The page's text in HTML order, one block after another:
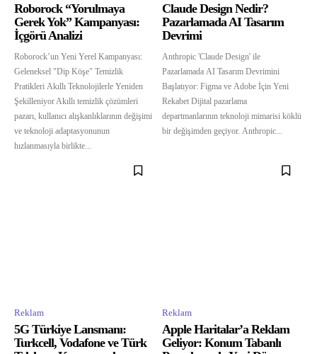
Roborock “Yorulmaya
Gerek Yok” Kampanyası:
İçgörü Analizi
Roborock’un Yeni Yerel Kampanyası:
Geleneksel "Dip Köşe" Temizlik
Pratikleri Akıllı Teknolojilerle Yeniden
Şekilleniyor Akıllı temizlik çözümleri
pazarı, kullanıcı alışkanlıklarının değişimi
ve teknoloji adaptasyonunun
hızlanmasıyla birlikte...
Claude Design Nedir?
Pazarlamada AI Tasarım
Devrimi
Anthropic 'Claude Design' ile
Pazarlamada AI Tasarım Devrimini
Başlatıyor: Figma ve Adobe İçin Yeni
Rekabet Dijital pazarlama
departmanlarının teknoloji mimarisi köklü
bir değişimden geçiyor. Anthropic...
Reklam
5G Türkiye Lansmanı:
Turkcell, Vodafone ve Türk
Reklam
Apple Haritalar’a Reklam
Geliyor: Konum Tabanlı